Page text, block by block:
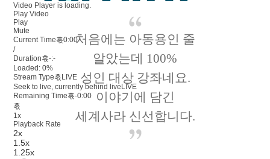
Video Player is loading.
Play Video
Play
Mute
Current Time혻0:00
/
Duration혻-:-
Loaded:0%
Stream Type혻LIVE
Seek to live, currently behind liveLIVE
Remaining Time혻-0:00
혻
1x
Playback Rate
2x
1.5x
1.25x
처음에는 아동용인 줄
알았는데 100%
성인 대상 강좌네요.
이야기에 담긴
세계사라 신선합니다.